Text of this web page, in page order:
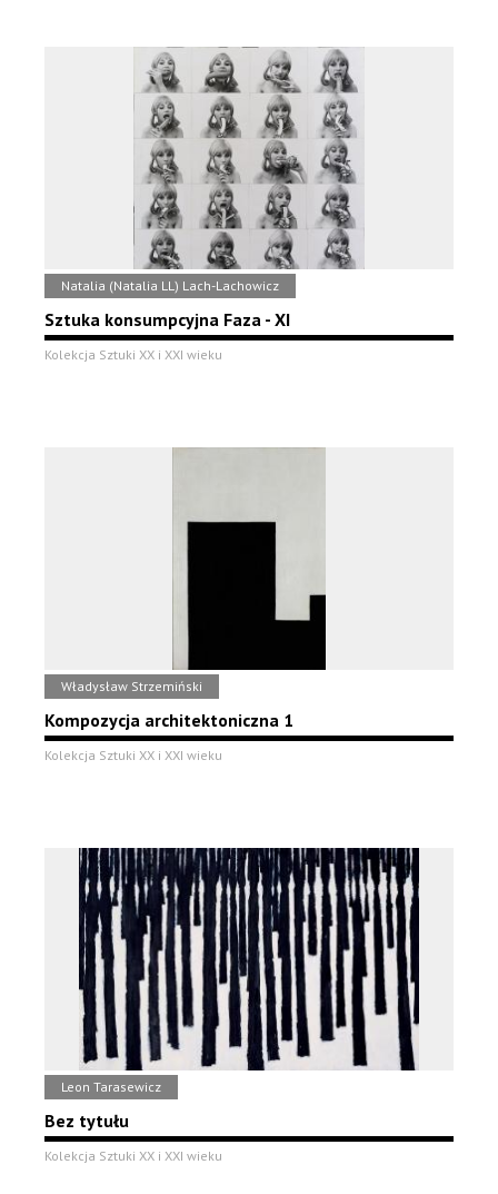
Natalia (Natalia LL) Lach-Lachowicz
Sztuka konsumpcyjna Faza - XI
Kolekcja Sztuki XX i XXI wieku
Władysław Strzemiński
Kompozycja architektoniczna 1
Kolekcja Sztuki XX i XXI wieku
Leon Tarasewicz
Bez tytułu
Kolekcja Sztuki XX i XXI wieku